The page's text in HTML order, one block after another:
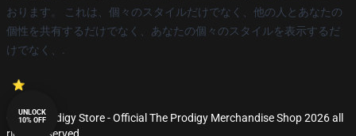
おります。 これは、個々のスタイルだけでなく、他の人とあなたの
個性を共有するだけでなく、あなたの個々のスタイルを表示するだ
けでなく、.
© The Prodigy Store - Official The Prodigy Merchandise Shop 2026 all
UNLOCK
10% OFF